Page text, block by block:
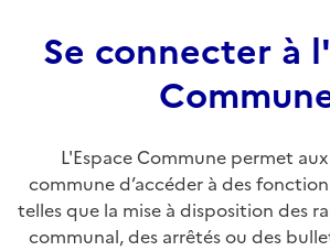
Se connecter à
L'Espace Commune permet
commune d’accéder à des
telles que la mise à disposition des
communal, des arrêtés ou des